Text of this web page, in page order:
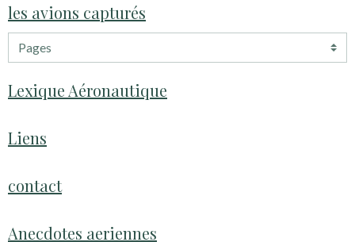
les avions capturés
Lexique Aéronautique
Liens
contact
Anecdotes aeriennes